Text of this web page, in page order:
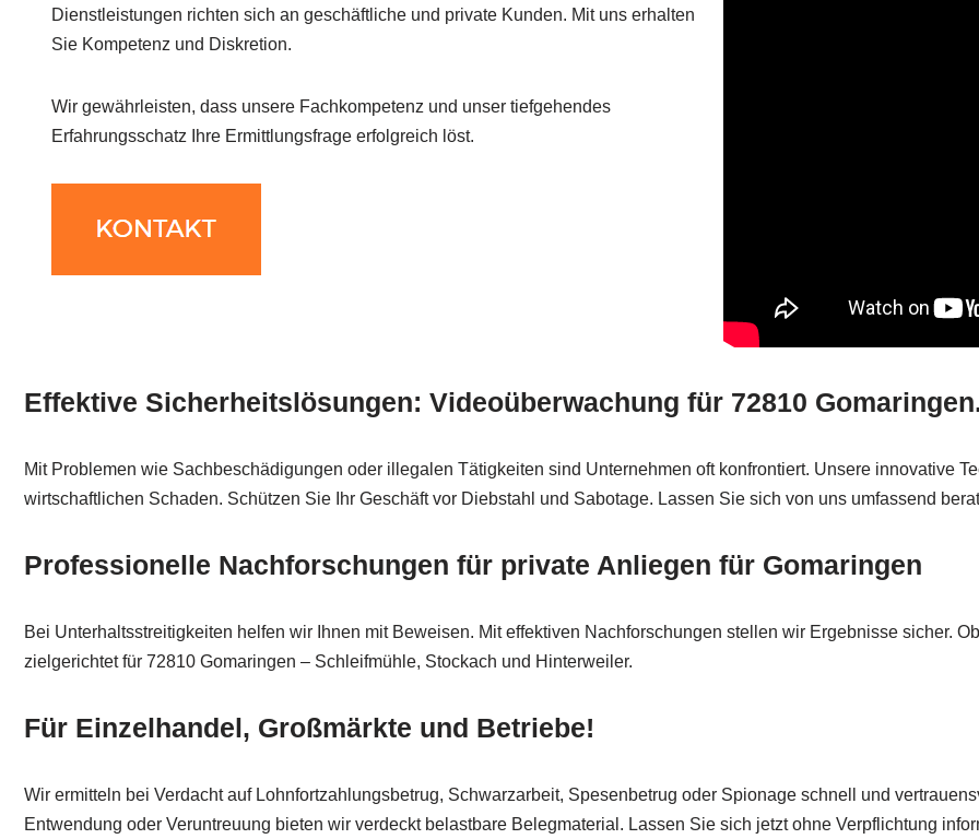
Dienstleistungen richten sich an geschäftliche und private Kunden. Mit uns erhalten
Sie Kompetenz und Diskretion.
Wir gewährleisten, dass unsere Fachkompetenz und unser tiefgehendes
Erfahrungsschatz Ihre Ermittlungsfrage erfolgreich löst.
Effektive Sicherheitslösungen: Videoüberwachung für 72810
Mit Problemen wie Sachbeschädigungen oder illegalen Tätigkeiten sind Unternehmen oft konfrontiert. Unsere innovative
wirtschaftlichen Schaden. Schützen Sie Ihr Geschäft vor Diebstahl und Sabotage. Lassen Sie sich von uns umfassend
Professionelle Nachforschungen für private Anliegen für Gomaringen
Bei Unterhaltsstreitigkeiten helfen wir Ihnen mit Beweisen. Mit effektiven Nachforschungen stellen wir Ergebnisse sicher.
zielgerichtet für 72810 Gomaringen – Schleifmühle, Stockach und Hinterweiler.
Für Einzelhandel, Großmärkte und Betriebe!
Wir ermitteln bei Verdacht auf Lohnfortzahlungsbetrug, Schwarzarbeit, Spesenbetrug oder Spionage schnell und
Entwendung oder Veruntreuung bieten wir verdeckt belastbare Belegmaterial. Lassen Sie sich jetzt ohne Verpflichtung